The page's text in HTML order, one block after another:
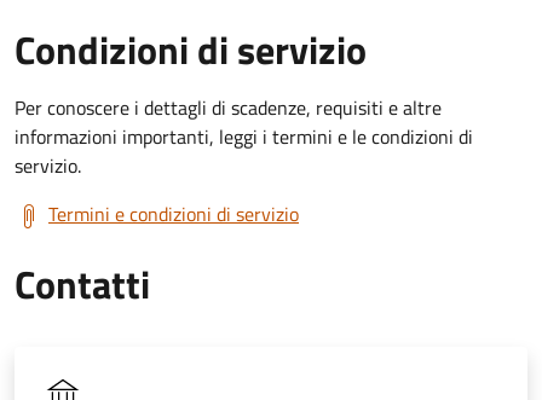
Condizioni di servizio
Per conoscere i dettagli di scadenze, requisiti e altre
informazioni importanti, leggi i termini e le condizioni di
servizio.
Termini e condizioni di servizio
Contatti